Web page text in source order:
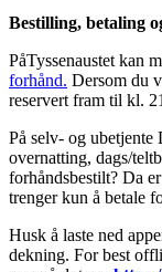
Bestilling, betaling
PåTyssenaustet kan
forhånd. Dersom du
reservert fram til kl.
På selv- og ubetjente
overnatting, dags/
forhåndsbestilt? Da
trenger kun å betale
Husk å laste ned
dekning. For best